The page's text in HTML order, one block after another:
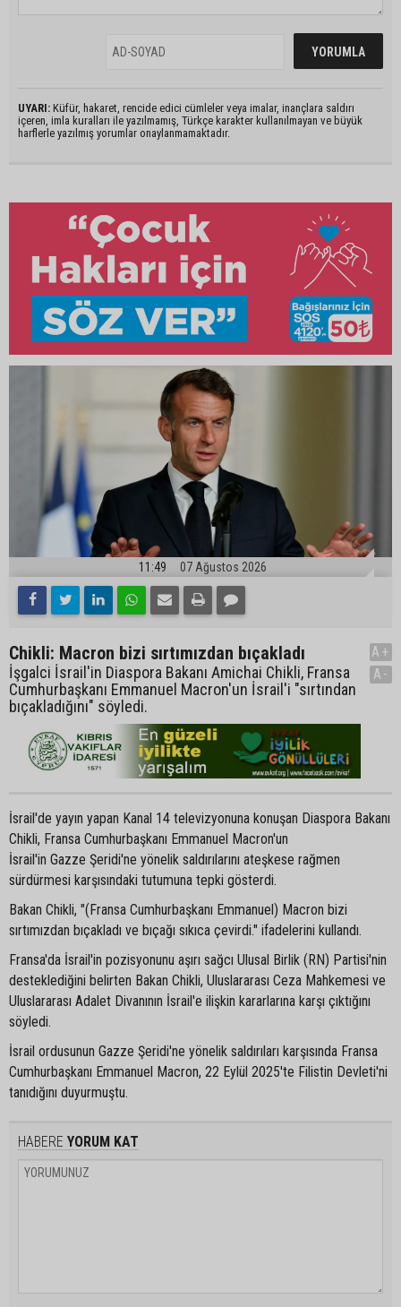
UYARI: Küfür, hakaret, rencide edici cümleler veya imalar, inançlara saldırı
içeren, imla kuralları ile yazılmamış, Türkçe karakter kullanılmayan ve büyük
harflerle yazılmış yorumlar onaylanmamaktadır.
11:49 07 Ağustos 2026
Chikli: Macron bizi sırtımızdan bıçakladı
İşgalci İsrail'in Diaspora Bakanı Amichai Chikli, Fransa
Cumhurbaşkanı Emmanuel Macron'un İsrail'i "sırtından
bıçakladığını" söyledi.
A+
A-
İsrail'de yayın yapan Kanal 14 televizyonuna konuşan Diaspora Bakanı
Chikli, Fransa Cumhurbaşkanı Emmanuel Macron'un
İsrail'in Gazze Şeridi'ne yönelik saldırılarını ateşkese rağmen
sürdürmesi karşısındaki tutumuna tepki gösterdi.
Bakan Chikli, "(Fransa Cumhurbaşkanı Emmanuel) Macron bizi
sırtımızdan bıçakladı ve bıçağı sıkıca çevirdi." ifadelerini kullandı.
Fransa'da İsrail'in pozisyonunu aşırı sağcı Ulusal Birlik (RN) Partisi'nin
desteklediğini belirten Bakan Chikli, Uluslararası Ceza Mahkemesi ve
Uluslararası Adalet Divanının İsrail'e ilişkin kararlarına karşı çıktığını
söyledi.
İsrail ordusunun Gazze Şeridi'ne yönelik saldırıları karşısında Fransa
Cumhurbaşkanı Emmanuel Macron, 22 Eylül 2025'te Filistin Devleti'ni
tanıdığını duyurmuştu.
HABERE YORUM KAT